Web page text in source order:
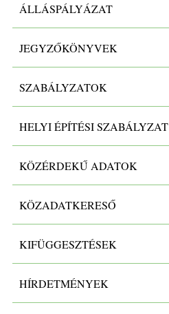
Részletek
ÁLLÁSPÁLYÁZAT
JEGYZŐKÖNYVEK
SZABÁLYZATOK
HELYI ÉPÍTÉSI SZABÁLYZAT
KÖZÉRDEKŰ ADATOK
KÖZADATKERESŐ
KIFÜGGESZTÉSEK
HÍRDETMÉNYEK